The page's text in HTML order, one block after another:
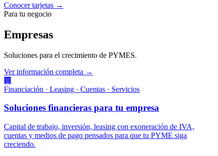
Conocer tarjetas →
Para tu negocio
Empresas
Soluciones para el crecimiento de PYMES.
Ver información completa →
🏢
Financiación · Leasing · Cuentas · Servicios
Soluciones financieras para tu empresa
Capital de trabajo, inversión, leasing con exoneración de IVA,
cuentas y medios de pago pensados para que tu PYME siga
creciendo.